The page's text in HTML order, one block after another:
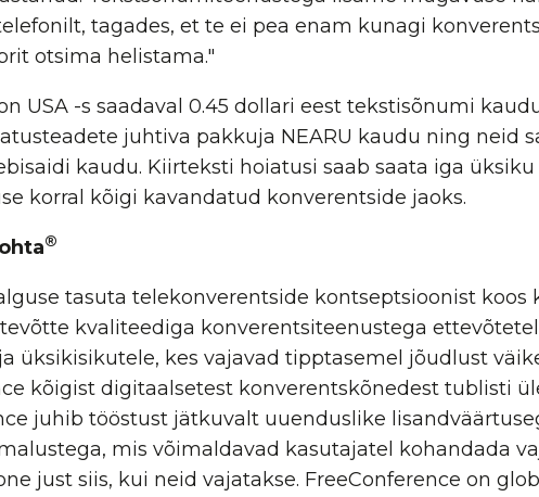
tagades, et te ei pea enam kunagi
otsima helistama."
USA -s saadaval 0.45 dollari eest tekstisõnumi
juhtiva pakkuja NEARU kaudu ning neid
kaudu. Kiirteksti hoiatusi saab saata iga
korral kõigi kavandatud konverentside jaoks.
®
tasuta telekonverentside kontseptsioonist koos
kvaliteediga konverentsiteenustega
üksikisikutele, kes vajavad tipptasemel jõudlust
kõigist digitaalsetest konverentskõnedest tublisti
juhib tööstust jätkuvalt uuenduslike
mis võimaldavad kasutajatel kohandada
just siis, kui neid vajatakse. FreeConference on